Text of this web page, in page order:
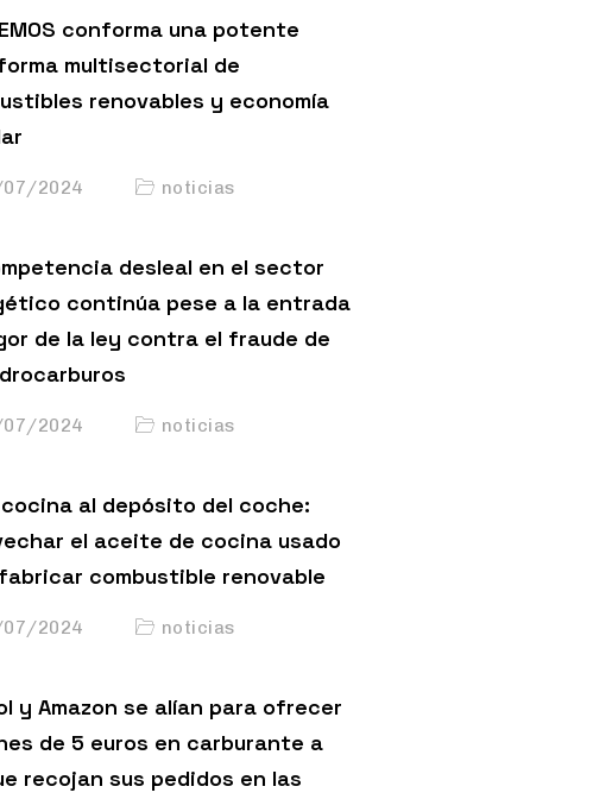
conforma una potente
multisectorial de
renovables y economía
2024 noticias
desleal en el sector
continúa pese a la entrada
de la ley contra el fraude de
2024 noticias
al depósito del coche:
el aceite de cocina usado
combustible renovable
2024 noticias
y Amazon se alían para ofrecer
de 5 euros en carburante a
recojan sus pedidos en las